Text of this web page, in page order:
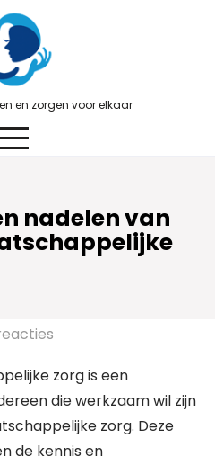
en zorgen voor elkaar
nadelen van
zorg is een
die werkzaam wil zijn
zorg. Deze
de kennis en